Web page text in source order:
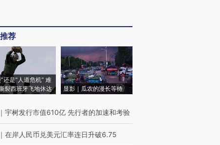
荐
还是“人道危机” 难
裂西班牙飞地休达
显影｜瓜农的漫长等待
｜ 宇树发行市值610亿 先行者的加速和考验
｜ 在岸人民币兑美元汇率连日升破6.75